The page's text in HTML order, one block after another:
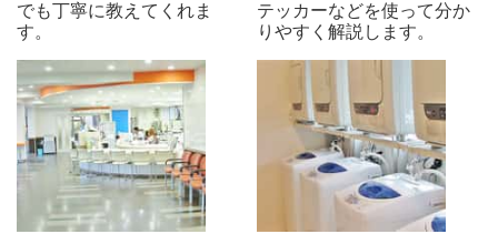
でも丁寧に教えてくれま
す。
テッカーなどを使って分か
りやすく解説します。